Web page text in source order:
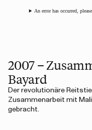
An error has occurred,
2007 –
Bayard
Der revolutionäre
Zusammenarbeit mit
gebracht.